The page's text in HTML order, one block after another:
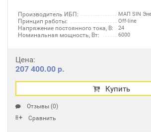
Производитель ИБП: МАП SIN
Принцип работы: Off-line
Напряжение постоянного тока, В: 24
Номинальная мощность, Вт: 6000
Цена:
207 400.00 р.
Купить
Отзывы (0)
Сравнить